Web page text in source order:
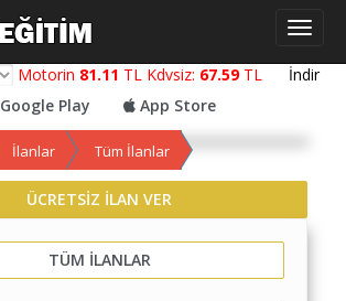
Motorin 81.11 TL Kdvsiz: 67.59TL İndir
Google Play
App Store
İlanlar Tüm İlanlar
ÜCRETSİZ İLAN VER
TÜM İLANLAR